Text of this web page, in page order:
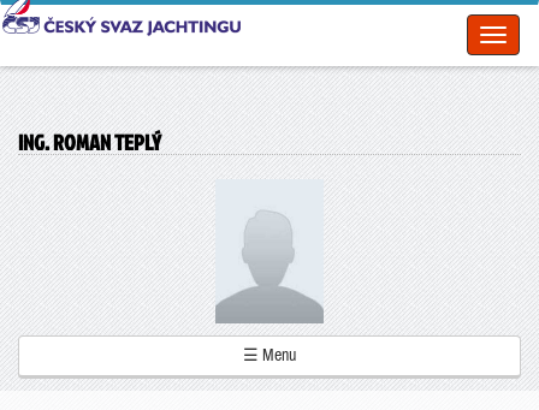
ING. ROMAN TEPLÝ
☰ Menu